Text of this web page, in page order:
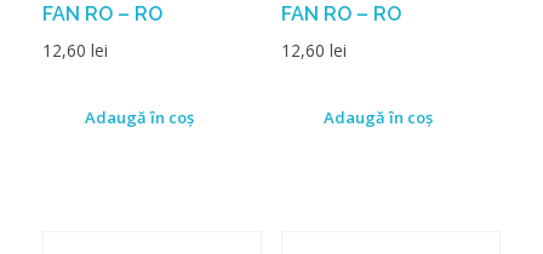
FAN RO – RO
12,60 lei
Adaugă în coș
FAN RO – RO
12,60 lei
Adaugă în coș